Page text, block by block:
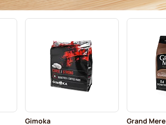
Gimoka
Grand Mere